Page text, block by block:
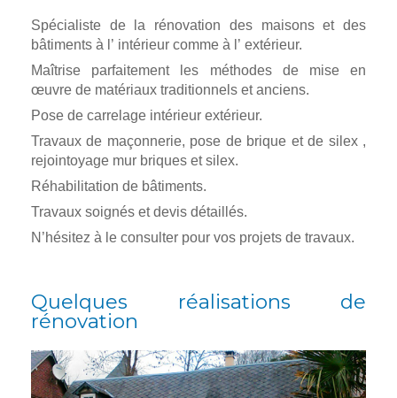
Spécialiste de la rénovation des maisons et des
bâtiments à l’ intérieur comme à l’ extérieur.
Maîtrise parfaitement les méthodes de mise en
œuvre de matériaux traditionnels et anciens.
Pose de carrelage intérieur extérieur.
Travaux de maçonnerie, pose de brique et de silex ,
rejointoyage mur briques et silex.
Réhabilitation de bâtiments.
Travaux soignés et devis détaillés.
N’hésitez à le consulter pour vos projets de travaux.
Quelques réalisations de
rénovation